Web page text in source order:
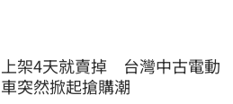
上架4天就賣掉 台灣中古電動
車突然掀起搶購潮